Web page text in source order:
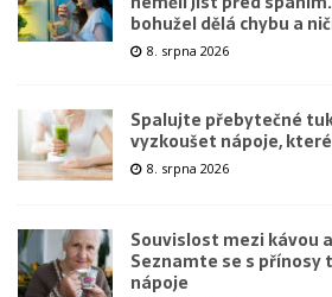
bohužel dělá chybu a
8. srpna 2026
Spalujte přebytečné
vyzkoušet nápoje,
8. srpna 2026
Souvislost mezi kávou
Seznamte se s přínosy
nápoje